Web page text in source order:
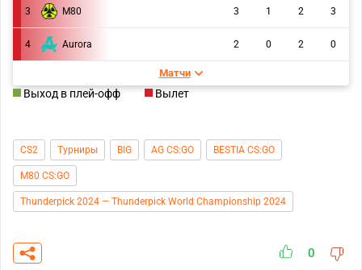
3 M80 3 1 2 3
4 Aurora 2 0 2 0
Матчи
Выход в плей-офф Вылет
CS2 Турниры BIG AG CS:GO BESTIA CS:GO
M80 CS:GO
Thunderpick 2024 — Thunderpick World Championship 2024
0